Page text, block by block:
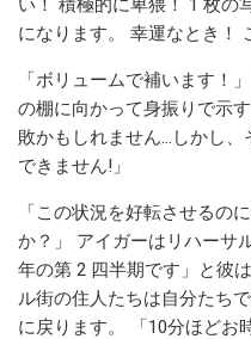
い！ 積極的に卑猥！ 1 枚の
になります。 幸運なとき！
「ボリュームで補います！
の棚に向かって身振りで示
敗かもしれません…しかし
できません!」
「この状況を好転させるの
か？」 アイガーはリハーサ
年の第 2 四半期です」と彼
ル街の住人たちは自分たち
に戻ります。 「10分ほどお